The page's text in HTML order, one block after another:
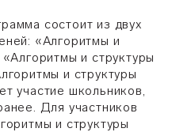
состоит из двух
«Алгоритмы и
и структуры
и структуры
участие школьников,
Для участников
и структуры